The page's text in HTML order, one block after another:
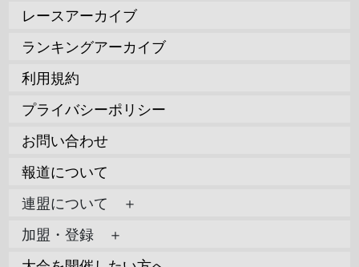
レースアーカイブ
ランキングアーカイブ
利用規約
プライバシーポリシー
お問い合わせ
報道について
連盟について ＋
加盟・登録 ＋